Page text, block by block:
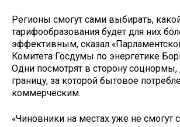
Регионы смогут сами выбирать,
тарифообразования будет для них
эффективным, сказал
Комитета Госдумы по энергетике
Одни посмотрят в сторону соцнормы,
границу, за которой бытовое
коммерческим.
«Чиновники на местах уже не смогут